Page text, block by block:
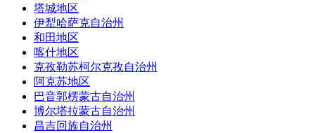
塔城地区
伊犁哈萨克自治州
和田地区
喀什地区
克孜勒苏柯尔克孜自治州
阿克苏地区
巴音郭楞蒙古自治州
博尔塔拉蒙古自治州
昌吉回族自治州